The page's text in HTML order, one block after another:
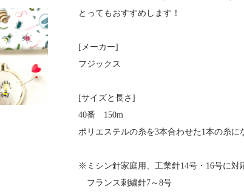
とってもおすすめします！
[メーカー]
フジックス
[サイズと長さ]
40番 150m
ポリエステルの糸を3本合わせた1本の糸に
※ミシン針家庭用、工業針14号・16号に対
フランス刺繍針7～8号